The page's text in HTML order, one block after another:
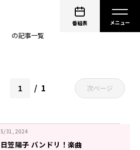
番組表
の記事一覧
1 次ページ
5/31, 2024
日笠陽子 バンドリ！楽曲